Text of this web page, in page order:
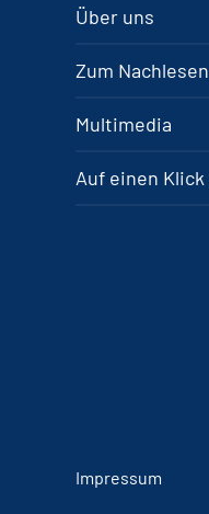
Über uns
Zum Nachlesen
Multimedia
Auf einen Klick
Impressum